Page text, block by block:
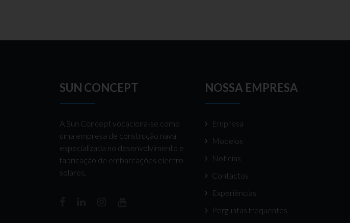
SUN CONCEPT
A Sun Concept vocaciona-se como
uma empresa de construção naval
especializada no desenvolvimento e
fabricação de embarcações electro
solares,
NOSSA EMPRESA
Empresa
Modelos
Notícias
Contactos
Experiências
Perguntas frequentes